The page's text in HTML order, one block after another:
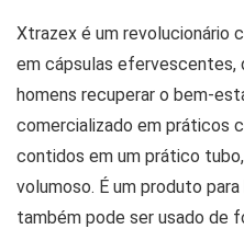
Xtrazex é um
em cápsulas efervescentes,
homens recuperar o bem-
comercializado em práticos
contidos em um prático
volumoso. É um produto
também pode ser usado de